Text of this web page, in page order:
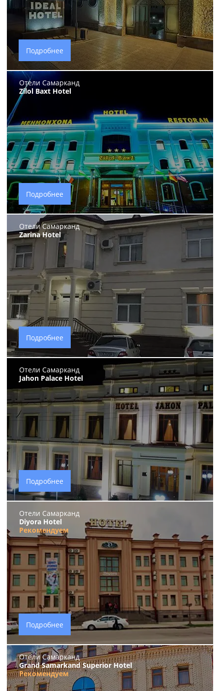
Подробнее
Отели Самарканд
Zilol Baxt Hotel
Подробнее
Отели Самарканд
Zarina Hotel
Подробнее
Отели Самарканд
Jahon Palace Hotel
Подробнее
Отели Самарканд
Diyora Hotel
Рекомендуем
Подробнее
Отели Самарканд
Grand Samarkand Superior Hotel
Рекомендуем